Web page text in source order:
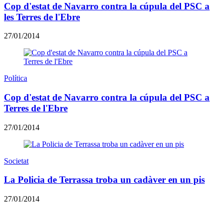
Cop d'estat de Navarro contra la cúpula del PSC a
les Terres de l'Ebre
27/01/2014
Política
Cop d'estat de Navarro contra la cúpula del PSC a
Terres de l'Ebre
27/01/2014
Societat
La Policia de Terrassa troba un cadàver en un pis
27/01/2014